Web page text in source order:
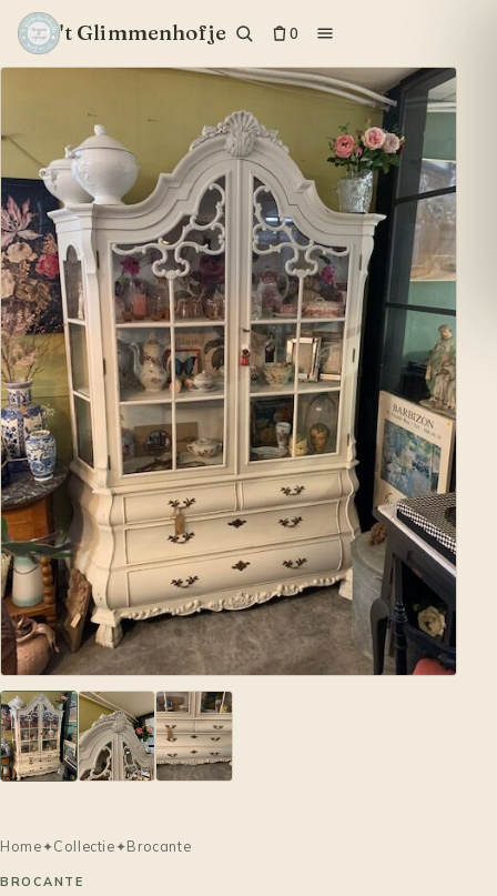
't Glimmenhofje 0
Home✦Collectie✦Brocante
BROCANTE